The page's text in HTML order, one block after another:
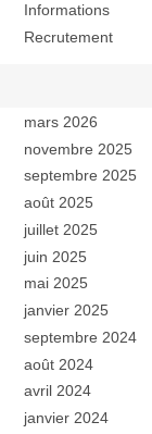
Informations
Recrutement
mars 2026
novembre 2025
septembre 2025
août 2025
juillet 2025
juin 2025
mai 2025
janvier 2025
septembre 2024
août 2024
avril 2024
janvier 2024